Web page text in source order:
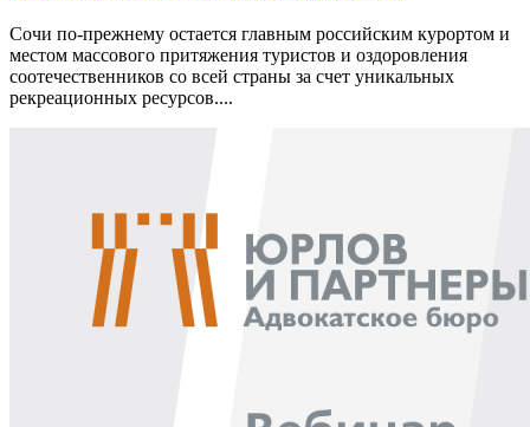
Сочи по-прежнему остается главным российским курортом и
местом массового притяжения туристов и оздоровления
соотечественников со всей страны за счет уникальных
рекреационных ресурсов....